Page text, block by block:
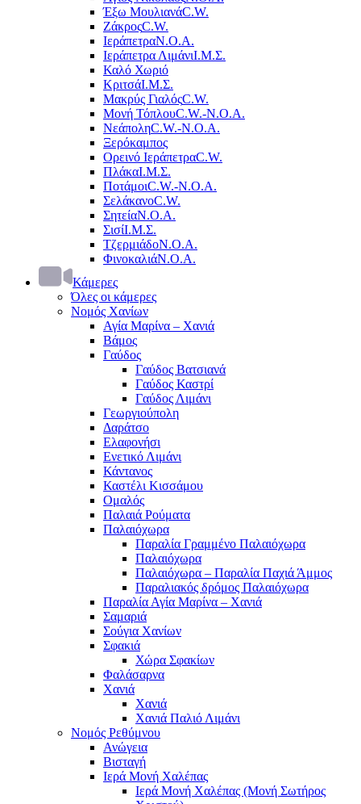
Έξω ΜουλιανάC.W.
ΖάκροςC.W.
ΙεράπετραΝ.Ο.Α.
Ιεράπετρα ΛιμάνιΙ.Μ.Σ.
Καλό Χωριό
ΚριτσάΙ.Μ.Σ.
Μακρύς ΓιαλόςC.W.
Μονή ΤόπλουC.W.-Ν.Ο.Α.
ΝεάποληC.W.-Ν.Ο.Α.
Ξερόκαμπος
Ορεινό ΙεράπετραC.W.
ΠλάκαΙ.Μ.Σ.
ΠοτάμοιC.W.-Ν.Ο.Α.
ΣελάκανοC.W.
ΣητείαΝ.Ο.Α.
ΣισίΙ.Μ.Σ.
ΤζερμιάδοΝ.Ο.Α.
ΦινοκαλιάΝ.Ο.Α.
Κάμερες
Όλες οι κάμερες
Νομός Χανίων
Αγία Μαρίνα – Χανιά
Βάμος
Γαύδος
Γαύδος Βατσιανά
Γαύδος Καστρί
Γαύδος Λιμάνι
Γεωργιούπολη
Δαράτσο
Ελαφονήσι
Ενετικό Λιμάνι
Κάντανος
Καστέλι Κισσάμου
Ομαλός
Παλαιά Ρούματα
Παλαιόχωρα
Παραλία Γραμμένο Παλαιόχωρα
Παλαιόχωρα
Παλαιόχωρα – Παραλία Παχιά Άμμος
Παραλιακός δρόμος Παλαιόχωρα
Παραλία Αγία Μαρίνα – Χανιά
Σαμαριά
Σούγια Χανίων
Σφακιά
Χώρα Σφακίων
Φαλάσαρνα
Χανιά
Χανιά
Χανιά Παλιό Λιμάνι
Νομός Ρεθύμνου
Ανώγεια
Βισταγή
Ιερά Μονή Χαλέπας
Ιερά Μονή Χαλέπας (Μονή Σωτήρος